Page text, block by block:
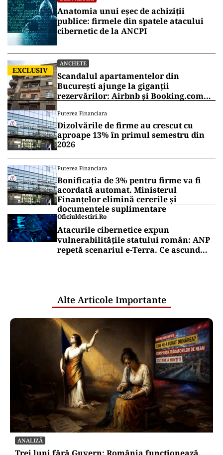
Anatomia unui eșec de achiziții
publice: firmele din spatele atacului
cibernetic de la ANCPI
EXCLUSIV
ANCHETE
Scandalul apartamentelor din
București ajunge la giganții
rezervărilor: Airbnb și Booking.com
Puterea Financiara
Dizolvările de firme au crescut cu
aproape 13% în primul semestru din
2026
Puterea Financiara
Bonificația de 3% pentru firme va fi
acordată automat. Ministerul
Finanțelor elimină cererile și
documentele suplimentare
Oficiuldestiri.ro
Atacurile cibernetice expun
vulnerabilitățile statului român: ANP
repetă scenariul e‑Terra. Ce ascund
Alte Articole Importante
ANALIZĂ